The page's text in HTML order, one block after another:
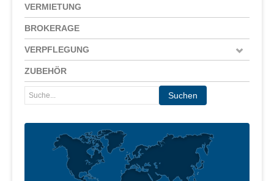
VERMIETUNG
BROKERAGE
VERPFLEGUNG
ZUBEHÖR